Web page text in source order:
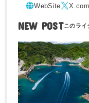
NEW POST